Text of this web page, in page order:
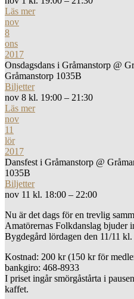
Läs mer
nov
8
ons
2017
Onsdagsdans i Gråmanstorp @
Gråmanstorp 1035B
Biljetter
nov 8 kl. 19:00 – 21:30
Läs mer
nov
11
lör
2017
Dansfest i Gråmanstorp @
1035B
Biljetter
nov 11 kl. 18:00 – 22:00
Nu är det dags för en trevlig
Amatörernas Folkdanslag bjuder
Bygdegård lördagen den 11/11
Kostnad: 200 kr (150 kr för
bankgiro: 468-8933
I priset ingår smörgåstårta i
kaffet.